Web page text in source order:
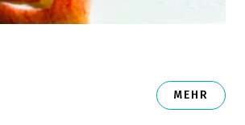
MEHR